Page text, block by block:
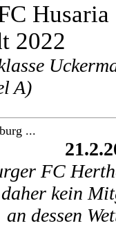
Husaria
2022
A)
...
FC
kein
an dessen